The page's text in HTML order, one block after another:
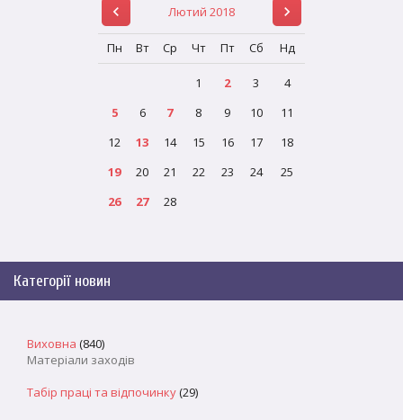
Лютий 2018
Пн Вт Ср Чт Пт Сб Нд
1 2 3
4
5
6 7 8 9 10
11
12
13 14 15 16 17
18
19
20 21 22 23 24
25
26
27 28
Категорії новин
Виховна (840)
Матеріали заходів
Табір праці та відпочинку(29)